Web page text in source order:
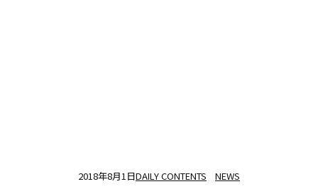
2018年8月1日DAILY CONTENTS NEWS